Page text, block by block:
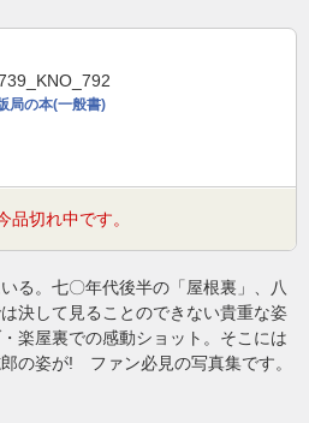
局の本(一般書)
品切れ中です。
る。七〇年代後半の「屋根裏」、八
決して見ることのできない貴重な姿
楽屋裏での感動ショット。そこには
の姿が! ファン必見の写真集です。